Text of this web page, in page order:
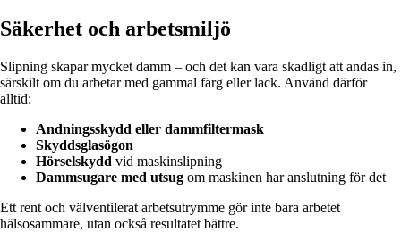
Säkerhet och arbetsmiljö
Slipning skapar mycket damm – och det kan vara skadligt att andas in,
särskilt om du arbetar med gammal färg eller lack. Använd därför
alltid:
Andningsskydd eller dammfiltermask
Skyddsglasögon
Hörselskydd vid maskinslipning
Dammsugare med utsug om maskinen har anslutning för det
Ett rent och välventilerat arbetsutrymme gör inte bara arbetet
hälsosammare, utan också resultatet bättre.